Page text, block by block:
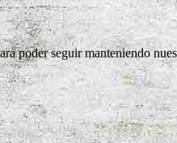
poder seguir manteniendo